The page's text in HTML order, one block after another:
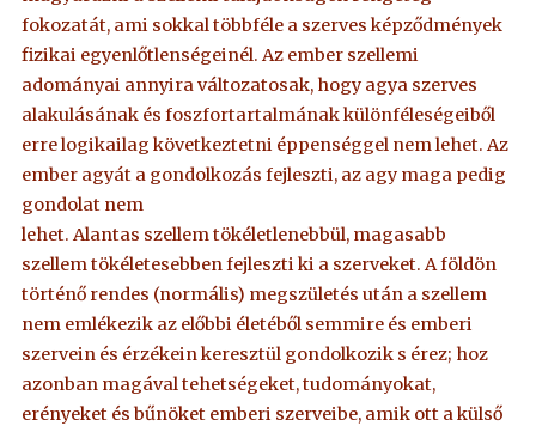
fokozatát, ami sokkal többféle a szerves képződmények
fizikai egyenlőtlenségeinél. Az ember szellemi
adományai annyira változatosak, hogy agya szerves
alakulásának és foszfortartalmának különféleségeiből
erre logikailag következtetni éppenséggel nem lehet. Az
ember agyát a gondolkozás fejleszti, az agy maga pedig
gondolat nem
lehet. Alantas szellem tökéletlenebbül, magasabb
szellem tökéletesebben fejleszti ki a szerveket. A földön
történő rendes (normális) megszületés után a szellem
nem emlékezik az előbbi életéből semmire és emberi
szervein és érzékein keresztül gondolkozik s érez; hoz
azonban magával tehetségeket, tudományokat,
erényeket és bűnöket emberi szerveibe, amik ott a külső